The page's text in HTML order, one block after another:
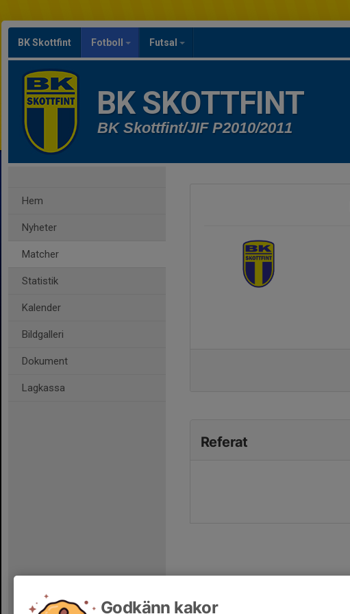
BK Skottfint Fotboll Futsal
BK SKOTTFINT
BK Skottfint/JIF P2010/2011
Hem
Nyheter
Matcher
Statistik
Kalender
Bildgalleri
Dokument
Lagkassa
Referat
Godkänn kakor